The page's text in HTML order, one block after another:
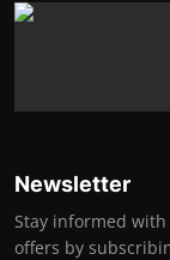
Newsletter
Stay informed
offers by